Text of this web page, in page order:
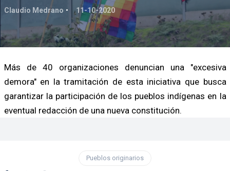
Claudio Medrano 11-10-2020
Más de 40 organizaciones denuncian una "excesiva
demora" en la tramitación de esta iniciativa que busca
garantizar la participación de los pueblos indígenas en la
eventual redacción de una nueva constitución.
Pueblos originarios